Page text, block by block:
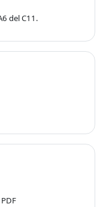
del C11.
File
PDF